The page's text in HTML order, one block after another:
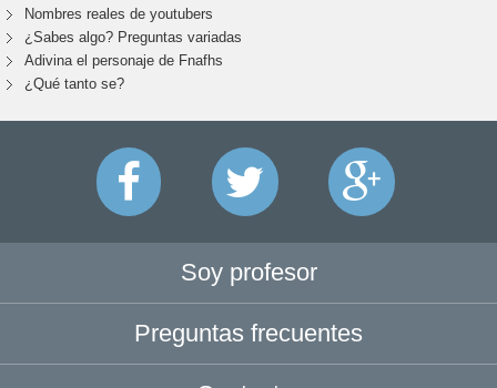
Nombres reales de youtubers
¿Sabes algo? Preguntas variadas
Adivina el personaje de Fnafhs
¿Qué tanto se?
Soy profesor
Preguntas frecuentes